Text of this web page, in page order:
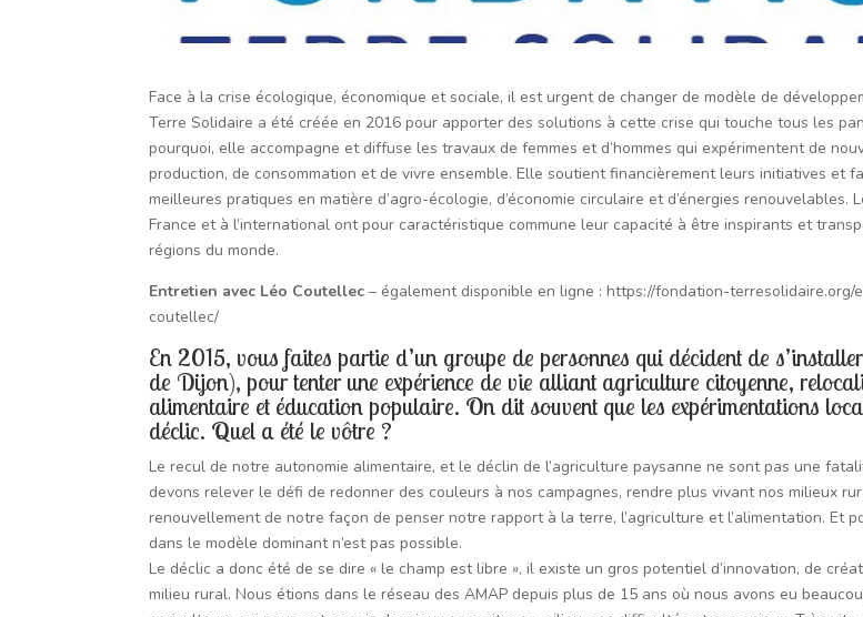
Face à la crise écologique, économique et sociale, il est urgent de changer de modèle de
Terre Solidaire a été créée en 2016 pour apporter des solutions à cette crise qui touche tous les
pourquoi, elle accompagne et diffuse les travaux de femmes et d’hommes qui expérimentent de
production, de consommation et de vivre ensemble. Elle soutient financièrement leurs initiatives et
meilleures pratiques en matière d’agro-écologie, d’économie circulaire et d’énergies renouvelables.
France et à l’international ont pour caractéristique commune leur capacité à être inspirants et
régions du monde.
Entretien avec Léo Coutellec – également disponible en ligne : https://fondation-
coutellec/
En 2015, vous faites partie d’un groupe de personnes qui décident de
de Dijon), pour tenter une expérience de vie alliant agriculture citoyenne,
alimentaire et éducation populaire. On dit souvent que les expérimentations
déclic. Quel a été le vôtre ?
Le recul de notre autonomie alimentaire, et le déclin de l’agriculture paysanne ne sont pas une
devons relever le défi de redonner des couleurs à nos campagnes, rendre plus vivant nos milieux
renouvellement de notre façon de penser notre rapport à la terre, l’agriculture et l’alimentation. Et
dans le modèle dominant n’est pas possible.
Le déclic a donc été de se dire « le champ est libre », il existe un gros potentiel d’innovation, de
milieu rural. Nous étions dans le réseau des AMAP depuis plus de 15 ans où nous avons eu